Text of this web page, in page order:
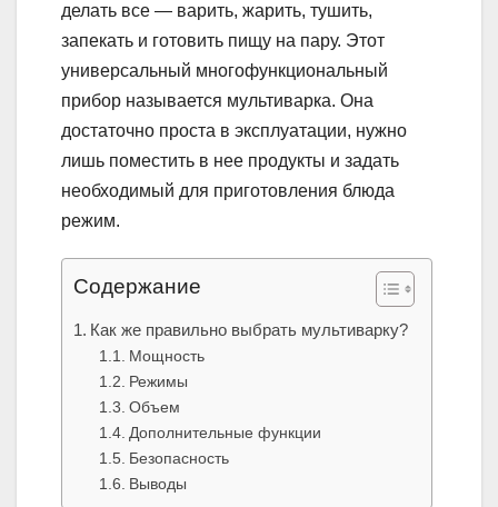
делать все — варить, жарить, тушить,
запекать и готовить пищу на пару. Этот
универсальный многофункциональный
прибор называется мультиварка. Она
достаточно проста в эксплуатации, нужно
лишь поместить в нее продукты и задать
необходимый для приготовления блюда
режим.
Содержание
Как же правильно выбрать мультиварку?
Мощность
Режимы
Объем
Дополнительные функции
Безопасность
Выводы